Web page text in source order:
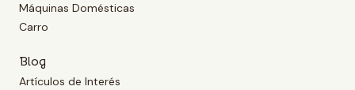
Máquinas Domésticas
Carro
Blog
Artículos de Interés